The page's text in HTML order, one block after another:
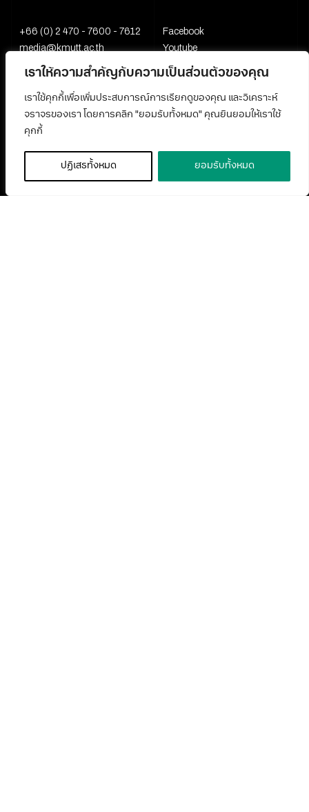
เราให้ความสำคัญกับความเป็นส่วนตัวของคุณ
เราใช้คุกกี้เพื่อเพิ่มประสบการณ์การเรียกดูของคุณ และวิเคราะห์
จราจรของเรา โดยการคลิก "ยอมรับทั้งหมด" คุณยินยอมให้เราใช้
คุกกี้
ปฏิเสธทั้งหมด ยอมรับทั้งหมด
+66 (0) 2 470 - 7600 - 7612
media@kmutt.ac.th
Facebook
Youtube